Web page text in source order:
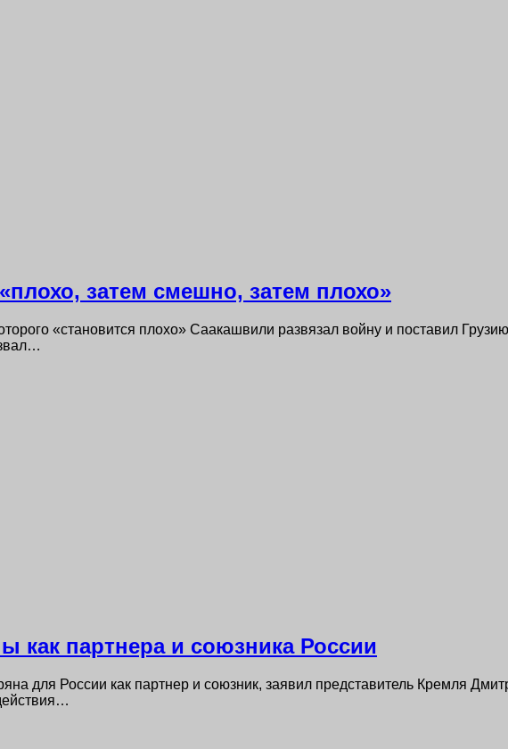
затем смешно, затем плохо»
«становится плохо» Саакашвили развязал войну и поставил
как партнера и союзника России
для России как партнер и союзник, заявил представитель Кремля